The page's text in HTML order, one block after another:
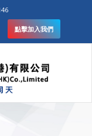
點擊加入我們